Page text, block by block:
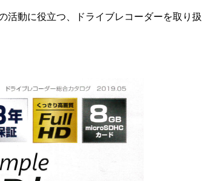
活動に役立つ、ドライブレコーダーを取り